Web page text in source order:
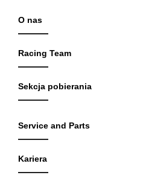
O nas
Racing Team
Sekcja pobierania
Service and Parts
Kariera